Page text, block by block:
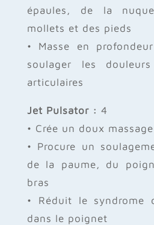
épaules, de la
mollets et des pieds
• Masse en
soulager les
articulaires
Jet Pulsator : 4
• Crée un doux
• Procure un
de la paume, du
bras
• Réduit le syndrome
dans le poignet